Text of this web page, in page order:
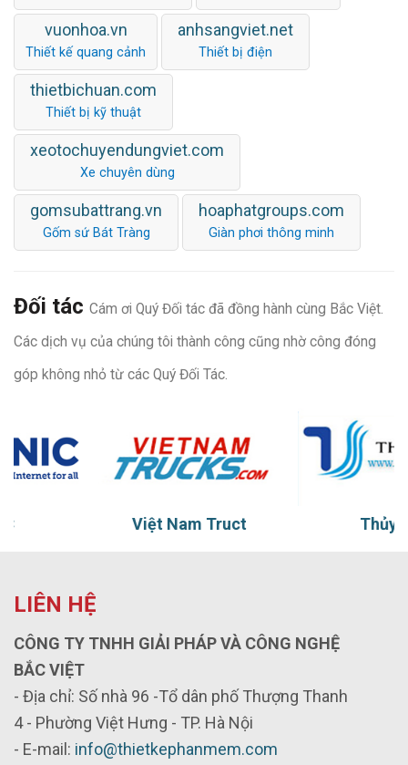
vuonhoa.vn
Thiết kế quang cảnh
anhsangviet.net
Thiết bị điện
thietbichuan.com
Thiết bị kỹ thuật
xeotochuyendungviet.com
Xe chuyên dùng
gomsubattrang.vn
Gốm sứ Bát Tràng
hoaphatgroups.com
Giàn phơi thông minh
Đối tác Cám ơi Quý Đối tác đã đồng hành cùng Bắc Việt.
Các dịch vụ của chúng tôi thành công cũng nhờ công đóng
góp không nhỏ từ các Quý Đối Tác.
Việt Nam Truct
LIÊN HỆ
CÔNG TY TNHH GIẢI PHÁP VÀ CÔNG NGHỆ
BẮC VIỆT
- Địa chỉ: Số nhà 96 -Tổ dân phố Thượng Thanh
4 - Phường Việt Hưng - TP. Hà Nội
- E-mail: info@thietkephanmem.com